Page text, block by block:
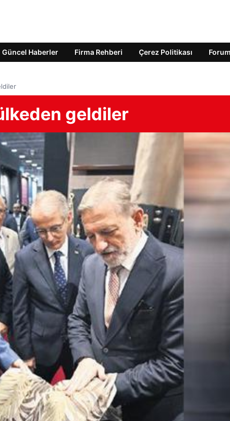
Güncel Haberler Firma Rehberi Çerez Politikası Forum
geldiler